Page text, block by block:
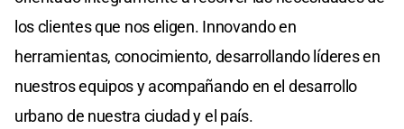
los clientes que nos eligen. Innovando en
herramientas, conocimiento, desarrollando líderes en
nuestros equipos y acompañando en el desarrollo
urbano de nuestra ciudad y el país.